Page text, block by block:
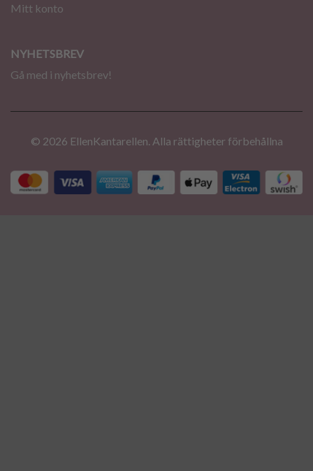
Mitt konto
NYHETSBREV
Gå med i nyhetsbrev!
© 2026 EllenKantarellen. Alla rättigheter förbehållna